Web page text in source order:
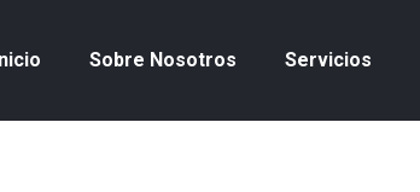
Sobre Nosotros Servicios